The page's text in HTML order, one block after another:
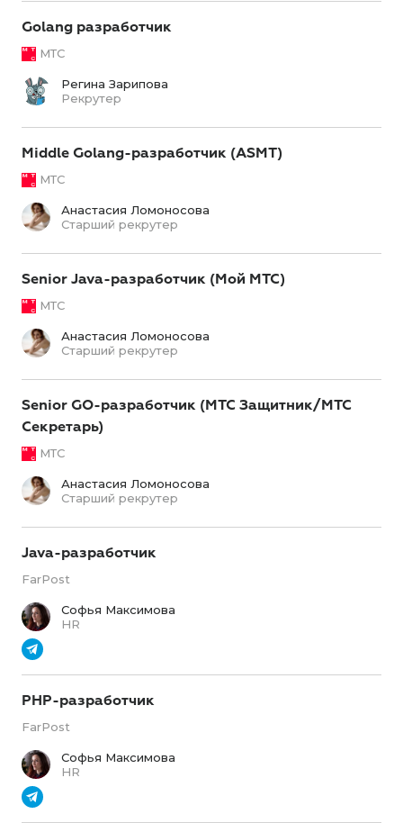
Golang разработчик
МТС
Регина Зарипова
Рекрутер
Middle Golang-разработчик (ASMT)
МТС
Анастасия Ломоносова
Старший рекрутер
Senior Java-разработчик (Мой МТС)
МТС
Анастасия Ломоносова
Старший рекрутер
Senior GO-разработчик (МТС Защитник/МТС
Секретарь)
МТС
Анастасия Ломоносова
Старший рекрутер
Java-разработчик
FarPost
Софья Максимова
HR
PHP-разработчик
FarPost
Софья Максимова
HR